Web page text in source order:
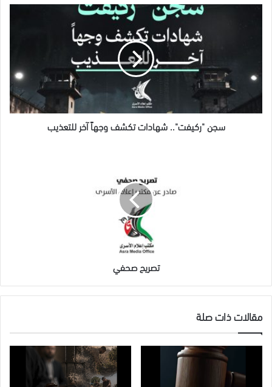
آخر
للتعذيب
سجن "ركيفت".. شهادات تكشف وجهاً آخر للتعذيب
تصريح صحفي
مقالات ذات صلة